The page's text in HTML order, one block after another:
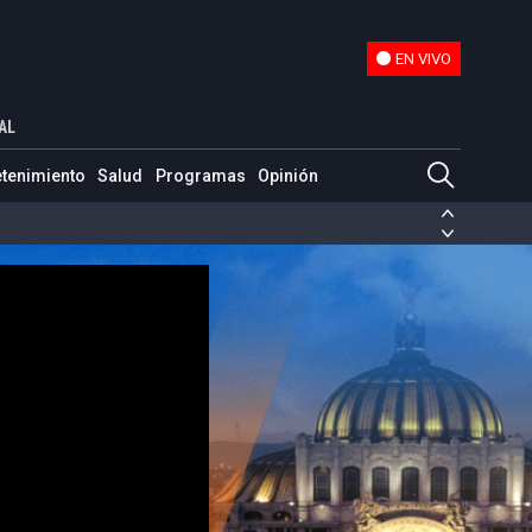
EN VIVO
Salud Programas Opinión
de las FARC